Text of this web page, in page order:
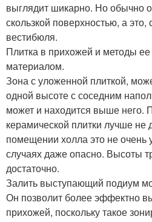
выглядит шикарно. Но обычно
скользкой поверхностью, а
вестибюля.
Плитка в прихожей и методы ее
материалом.
Зона с уложенной плиткой,
одной высоте с соседним
может и находится выше него.
керамической плитки лучше не
помещении холла это не очень
случаях даже опасно. Высоты
достаточно.
Залить выступающий подиум
Он позволит более эффектно
прихожей, поскольку такое